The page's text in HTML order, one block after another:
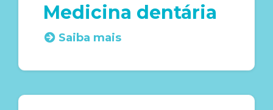
Medicina dentária
Saiba mais